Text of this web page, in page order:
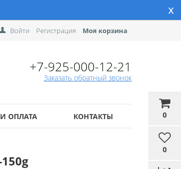
x
0
0
Войти Регистрация Моя корзина
+7-925-000-12-21
Заказать обратный звонок
ОПЛАТА КОНТАКТЫ